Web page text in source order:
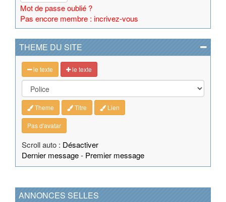
Mot de passe oublié ?
Pas encore membre : incrivez-vous
THEME DU SITE
le texte le texte
Theme Titre Lien
Pas d'avatar
Scroll auto : Désactiver
Dernier message- Premier message
ANNONCES SELLES